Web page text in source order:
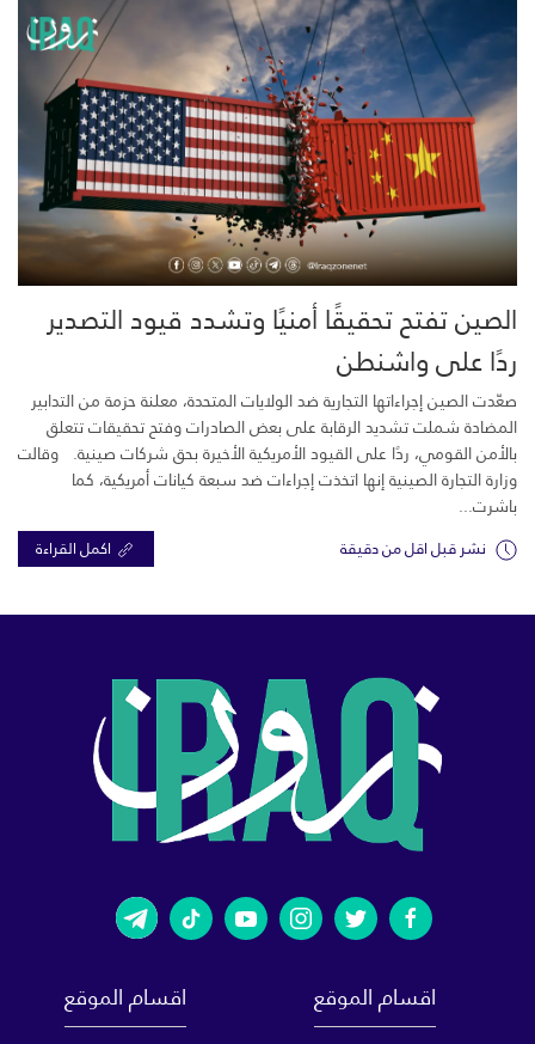
الصين تفتح تحقيقًا أمنيًا وتشدد قيود التصدير
ردًا على واشنطن
صعّدت الصين إجراءاتها التجارية ضد الولايات المتحدة، معلنة حزمة من التدابير
المضادة شملت تشديد الرقابة على بعض الصادرات وفتح تحقيقات تتعلق
بالأمن القومي، ردًا على القيود الأمريكية الأخيرة بحق شركات صينية. وقالت
وزارة التجارة الصينية إنها اتخذت إجراءات ضد سبعة كيانات أمريكية، كما
باشرت...
نشر قبل اقل من دقيقة اكمل القراءة
اقسام الموقع اقسام الموقع